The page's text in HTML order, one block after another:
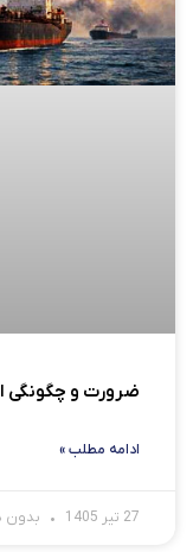
ضرورت و چگونگی
ادامه مطلب »
27 تیر 1405 بدون